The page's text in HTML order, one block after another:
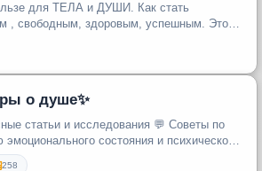
для ТЕЛА и ДУШИ. Как стать
, свободным, здоровым, успешным. Это
проблем , которые...
о душе✨
статьи и исследования 💬 Советы по
состояния и психического
📚 Рекомендаци...
258